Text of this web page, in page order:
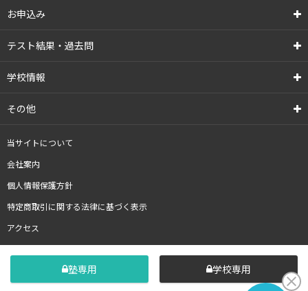
お申込み
テスト結果・過去問
学校情報
その他
当サイトについて
会社案内
個人情報保護方針
特定商取引に関する法律に基づく表示
アクセス
塾専用 学校専用